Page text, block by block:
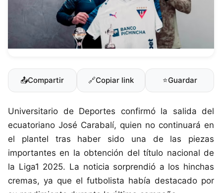
📤Compartir 🔗Copiar link ⭐Guardar
Universitario de Deportes confirmó la salida del
ecuatoriano José Carabalí, quien no continuará en
el plantel tras haber sido una de las piezas
importantes en la obtención del título nacional de
la Liga1 2025. La noticia sorprendió a los hinchas
cremas, ya que el futbolista había destacado por